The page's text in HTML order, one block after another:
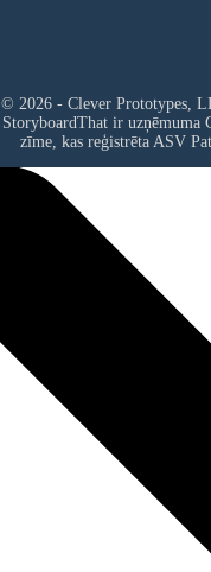
© 2026 - Clever Prototypes,
StoryboardThat ir uzņēmuma
zīme, kas reģistrēta ASV